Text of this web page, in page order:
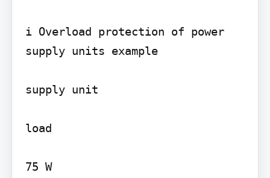
i Overload protection of power
supply units example
supply unit
load
75 W